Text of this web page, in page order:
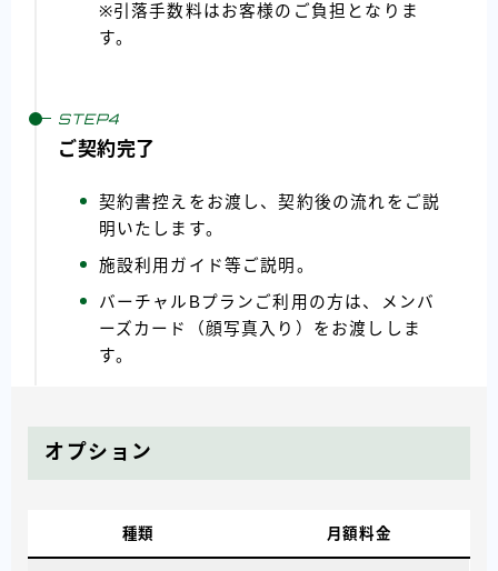
※引落手数料はお客様のご負担となりま
す。
ご契約完了
契約書控えをお渡し、契約後の流れをご説
明いたします。
施設利用ガイド等ご説明。
バーチャルBプランご利用の方は、メンバ
ーズカード（顔写真入り）をお渡ししま
す。
オプション
種類 月額料金